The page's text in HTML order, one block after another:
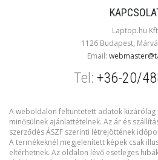
Laptop.hu
1126 Budapest,
Email:
Tel: +36-20/
A weboldalon feltüntetett adatok kizárólag
minősülnek ajánlattételnek. Az ár és
szerződés ÁSZF szerinti létrejöttének
A termékeknél megjelenített képek csak
eltérhetnek. Az oldalon lévő esetleges